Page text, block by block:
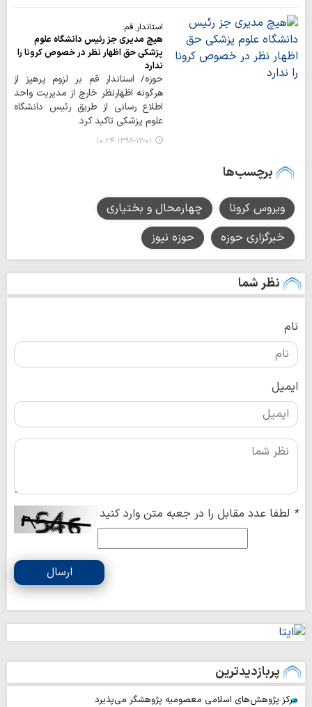
استاندار قم:
هیچ مدیری جز رئیس دانشگاه علوم
پزشکی حق اظهار نظر در خصوص کرونا را
ندارد
حوزه/ استاندار قم بر لزوم پرهیز از
هرگونه اظهارنظر خارج از مدیریت واحد
اطلاع رسانی از طریق رئیس دانشگاه
علوم پزشکی تاکید کرد.
۱۳۹۸-۱۲-۰۱ ۱۰:۲۴
برچسب‌ها
ویروس کرونا
چهارمحال و بختیاری
خبرگزاری حوزه
حوزه نیوز
نظر شما
نام
ایمیل
* لطفا عدد مقابل را در جعبه متن وارد کنید
ارسال
پربازدیدترین
مرکز پژوهش‌های اسلامی معصومیه پژوهشگر می‌پذیرد